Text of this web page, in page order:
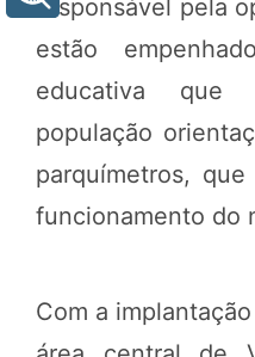
responsável pela
estão
educativa
população
parquímetros,
funcionamento do
Com a